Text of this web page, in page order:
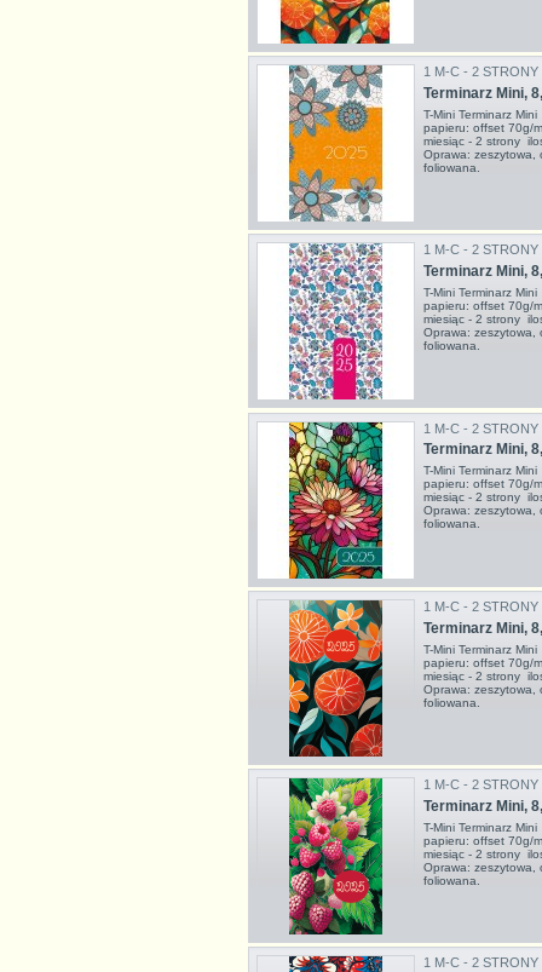
1 M-C - 2 STRONY
Terminarz Mini,
T-Mini Terminarz
papieru: offset 70g/
miesiąc - 2 strony
Oprawa: zeszytowa,
foliowana.
1 M-C - 2 STRONY
Terminarz Mini,
T-Mini Terminarz
papieru: offset 70g/
miesiąc - 2 strony
Oprawa: zeszytowa,
foliowana.
1 M-C - 2 STRONY
Terminarz Mini,
T-Mini Terminarz
papieru: offset 70g/
miesiąc - 2 strony
Oprawa: zeszytowa,
foliowana.
1 M-C - 2 STRONY
Terminarz Mini,
T-Mini Terminarz
papieru: offset 70g/
miesiąc - 2 strony
Oprawa: zeszytowa,
foliowana.
1 M-C - 2 STRONY
Terminarz Mini,
T-Mini Terminarz
papieru: offset 70g/
miesiąc - 2 strony
Oprawa: zeszytowa,
foliowana.
1 M-C - 2 STRONY